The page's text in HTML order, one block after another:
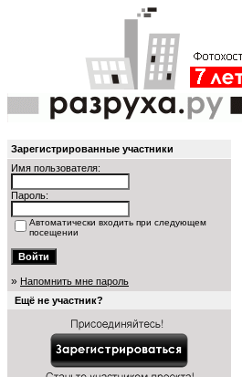
Зарегистрированные участники
Имя пользователя:
Пароль:
Автоматически входить при следующем
посещении
» Напомнить мне пароль
Ещё не участник?